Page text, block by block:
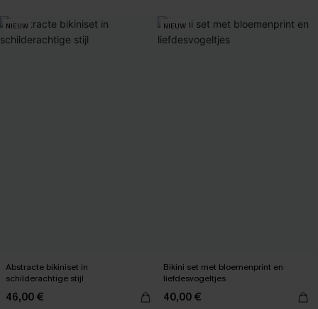
NIEUW
Abstracte bikiniset in
schilderachtige stijl
46,00 €
NIEUW
Bikini set met bloemenprint en
liefdesvogeltjes
40,00 €
【AG18】2 met 10% korting